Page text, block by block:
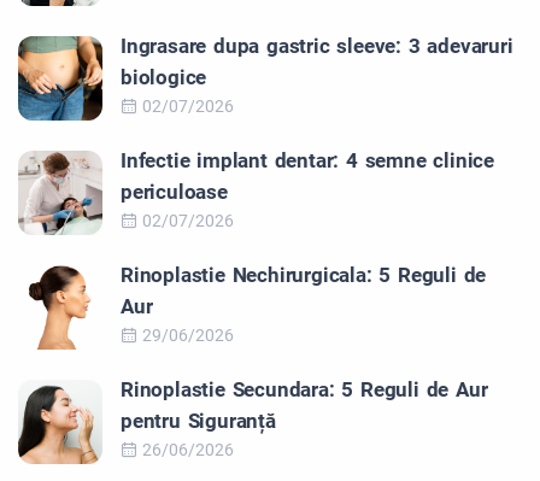
Ingrasare dupa gastric sleeve: 3 adevaruri
biologice
02/07/2026
Infectie implant dentar: 4 semne clinice
periculoase
02/07/2026
Rinoplastie Nechirurgicala: 5 Reguli de
Aur
29/06/2026
Rinoplastie Secundara: 5 Reguli de Aur
pentru Siguranță
26/06/2026